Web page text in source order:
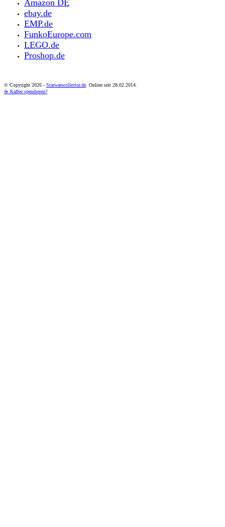
Amazon DE
ebay.de
EMP.de
FunkoEurope.com
LEGO.de
Proshop.de
© Copyright 2026 - Starwarscollector.de. Online seit 28.02.2014.
☕ Kaffee spendieren?